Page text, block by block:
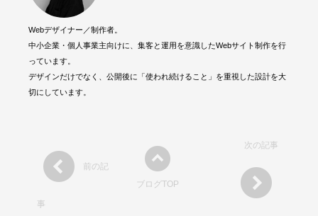
Webデザイナー／制作者。
中小企業・個人事業主向けに、集客と運用を意識したWebサイト制作を行
っています。
デザインだけでなく、公開後に「使われ続けること」を重視した設計を大
切にしています。
前の記
事
ブログTOP
次の記事